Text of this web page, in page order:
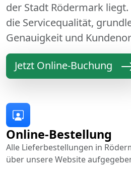
der Stadt Rödermark
die Servicequalität,
Genauigkeit und
Jetzt Online-Buchung
Online-Bestellung
Alle Lieferbestellungen in
über unsere Website